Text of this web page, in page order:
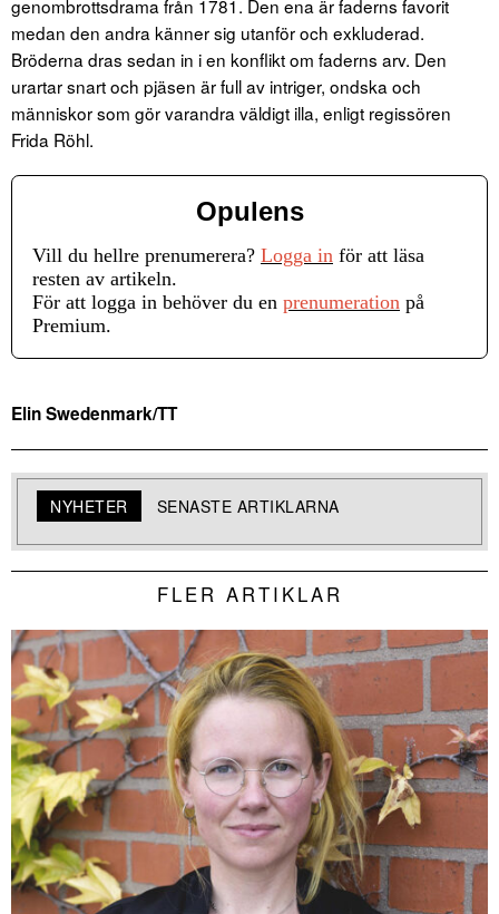
genombrottsdrama från 1781. Den ena är faderns favorit
medan den andra känner sig utanför och exkluderad.
Bröderna dras sedan in i en konflikt om faderns arv. Den
urartar snart och pjäsen är full av intriger, ondska och
människor som gör varandra väldigt illa, enligt regissören
Frida Röhl.
Opulens
Vill du hellre prenumerera? Logga in för att läsa
resten av artikeln.
För att logga in behöver du en prenumeration på
Premium.
Elin Swedenmark/TT
NYHETER SENASTE ARTIKLARNA
FLER ARTIKLAR